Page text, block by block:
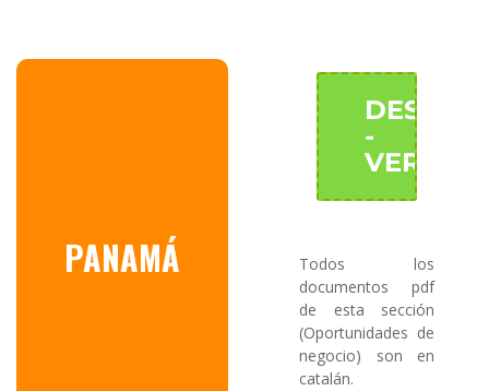
PANAMÁ
-
VER
Todos los
documentos pdf
de esta sección
(Oportunidades de
negocio) son en
catalán.